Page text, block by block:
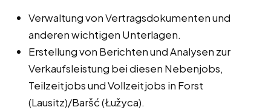
Verwaltung von Vertragsdokumenten und
anderen wichtigen Unterlagen.
Erstellung von Berichten und Analysen zur
Verkaufsleistung bei diesen Nebenjobs,
Teilzeitjobs und Vollzeitjobs in Forst
(Lausitz)/Baršć (Łužyca).